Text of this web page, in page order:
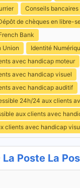
Conseils bancaires
de chèques en libre-
Bank
Union
Identité
avec handicap moteur
avec handicap visuel
avec handicap auditif
24h/24 aux clients
aux clients avec
clients avec handicap
La Poste La